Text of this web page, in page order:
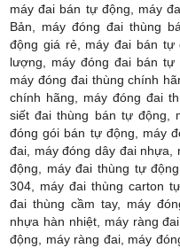
máy đai bán tự động, máy
Bản, máy đóng đai thùng
động giá rẻ, máy đai bán
lượng, máy đóng đai bán tự
máy đóng đai thùng chính
chính hãng, máy đóng đai
siết đai thùng bán tự động,
đóng gói bán tự động, máy
đai, máy đóng dây đai nhựa,
động, máy đai thùng tự
304, máy đai thùng carton
đai thùng cầm tay, máy
nhựa hàn nhiệt, máy ràng
động, máy ràng đai, máy